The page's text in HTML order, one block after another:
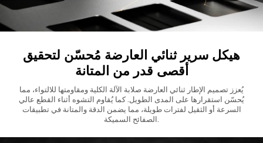
هيكل سرير ثنائي العارضة مُحسّن لتحقيق
أقصى قدر من المتانة
يُعزز تصميم الإطار ثنائي العارضة صلابة الآلة الكلية ومقاومتها للالتواء، مما
يُحسّن استقرارها على المدى الطويل. كما يُقاوم التشوه أثناء القطع عالي
السرعة أو الثقيل لفترات طويلة، مما يضمن الدقة والمتانة في تطبيقات
الصفائح السميكة.